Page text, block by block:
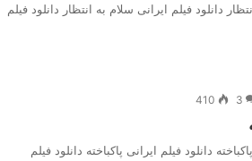
دانلود فیلم ایرانی سلام به انتظار دانلود فیلم
3
410
دانلود فیلم ایرانی پاکباخته دانلود فیلم